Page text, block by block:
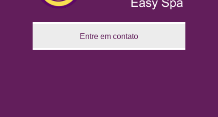
Entre em contato